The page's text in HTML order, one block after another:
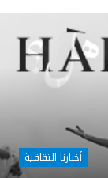
أخبارنا الثقافية